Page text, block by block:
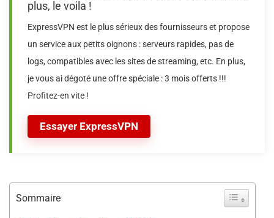
Essayer ExpressVPN
plus, le voila !
ExpressVPN est le plus sérieux des fournisseurs et propose
un service aux petits oignons : serveurs rapides, pas de
logs, compatibles avec les sites de streaming, etc. En plus,
je vous ai dégoté une offre spéciale : 3 mois offerts !!!
Profitez-en vite !
Sommaire